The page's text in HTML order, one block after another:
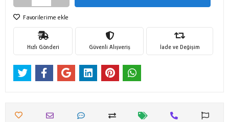
Favorilerime ekle
Hızlı Gönderi Güvenli Alışveriş İade ve Değişim